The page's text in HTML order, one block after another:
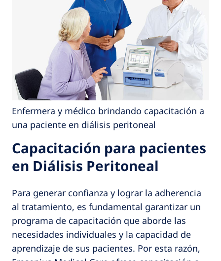
Enfermera y médico brindando capacitación a
una paciente en diálisis peritoneal
Capacitación para pacientes
en Diálisis Peritoneal
Para generar confianza y lograr la adherencia
al tratamiento, es fundamental garantizar un
programa de capacitación que aborde las
necesidades individuales y la capacidad de
aprendizaje de sus pacientes. Por esta razón,